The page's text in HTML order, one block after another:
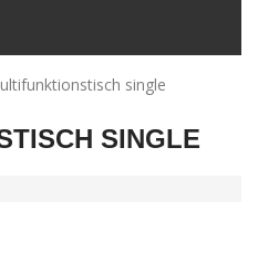
single
SINGLE